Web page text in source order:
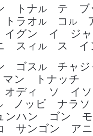
トナル
テ ブ
ラオル コ ル
イグン イ ジャ
スィ ル
ス イ
ゴス ル
チャジ
マン トナッチ
ディ ソ イソ
ノッピ ナラ
ンハン ゴン モ
サンゴン アニ